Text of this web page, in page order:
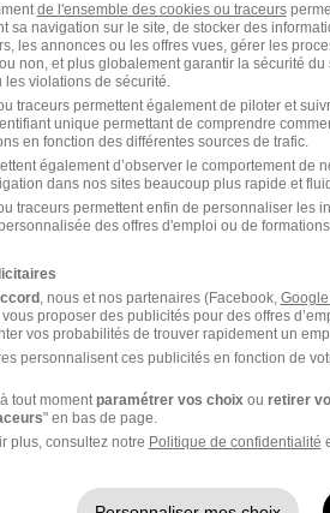
Saint-Dié-des-Vosges
Ludres
Villefranche-sur-
de l'ensemble des cookies ou traceurs
sa navigation sur le site, de stocker des
les annonces ou les offres vues, gérer les
non, et plus globalement garantir la sécurité
les violations de sécurité.
traceurs permettent également de piloter et
unique permettant de comprendre
en fonction des différentes sources de trafic.
également d’observer le comportement
dans nos sites beaucoup plus rapide et
traceurs permettent enfin de personnaliser les
des offres d'emploi ou de
, nous et nos partenaires (Facebook, Google
proposer des publicités pour des offres
vos probabilités de trouver rapidement un
personnalisent ces publicités en fonction de
tout momentparamétrer vos choixou retirer
" en bas de page.
plus, consultez notre Politique de confidentialité